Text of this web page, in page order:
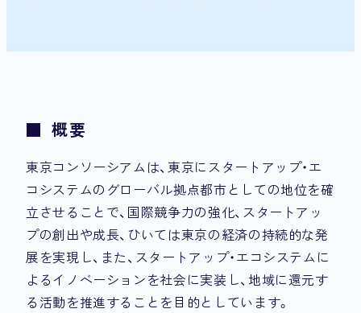
■ 概要
東京コンソーシアムは、東京にスタートアップ・エ
コシステムのグローバル拠点都市としての地位を確
立させることで、国際競争力の強化、スタートアッ
プの創出や成長、ひいては東京の経済の持続的な発
展を実現し、また、スタートアップ・エコシステムに
よるイノベーションを社会に実装し、地域に還元す
る活動を推進することを目的としています。